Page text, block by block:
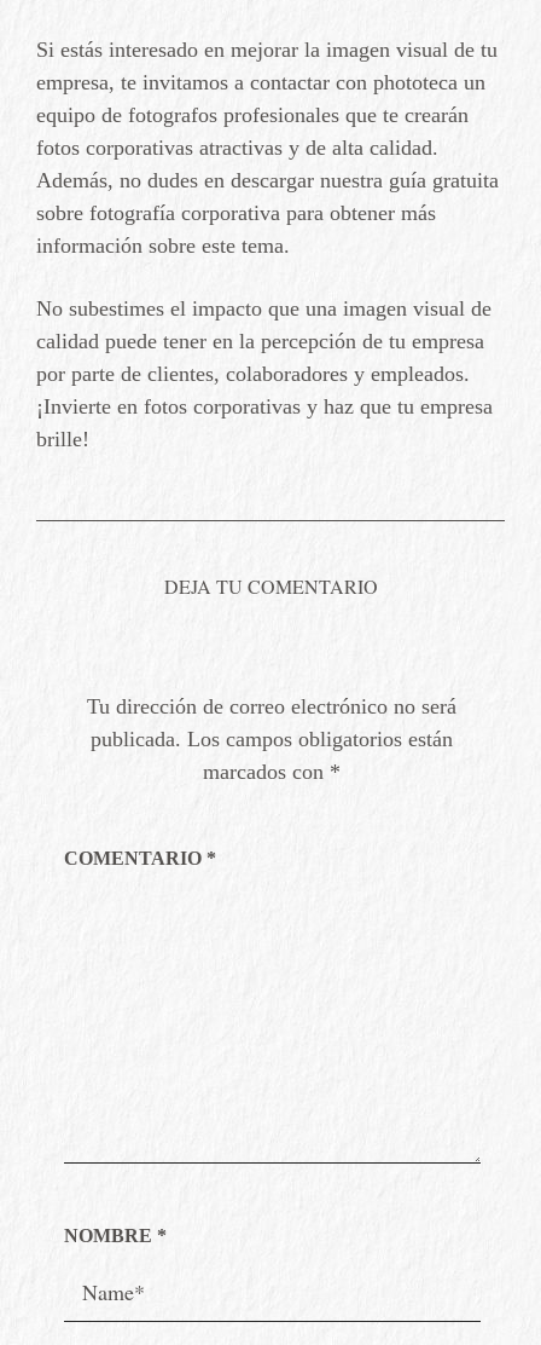
Si estás interesado en mejorar la imagen visual de tu
empresa, te invitamos a contactar con phototeca un
equipo de fotografos profesionales que te crearán
fotos corporativas atractivas y de alta calidad.
Además, no dudes en descargar nuestra guía gratuita
sobre fotografía corporativa para obtener más
información sobre este tema.
No subestimes el impacto que una imagen visual de
calidad puede tener en la percepción de tu empresa
por parte de clientes, colaboradores y empleados.
¡Invierte en fotos corporativas y haz que tu empresa
brille!
Tu dirección de correo electrónico no será
publicada. Los campos obligatorios están
marcados con *
COMENTARIO *
NOMBRE *